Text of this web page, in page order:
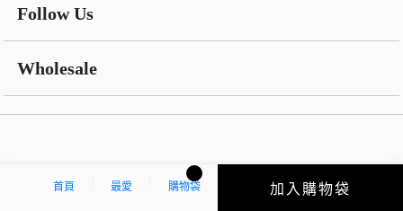
首頁 最愛 購物袋 加入購物袋
Follow Us
Wholesale